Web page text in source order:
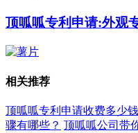
顶呱呱专利申请:外观
相关推荐
顶呱呱专利申请收费多少
骤有哪些？ 顶呱呱公司带